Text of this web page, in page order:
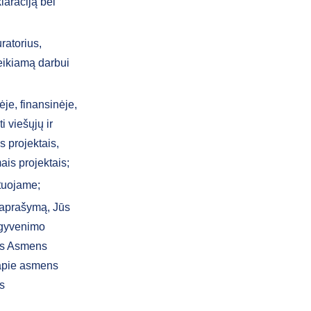
darbui
finansinėje,
viešųjų ir
projektais,
projektais;
Jūs
Asmens
asmens